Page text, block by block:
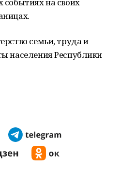
семьи, труда и
населения Республики